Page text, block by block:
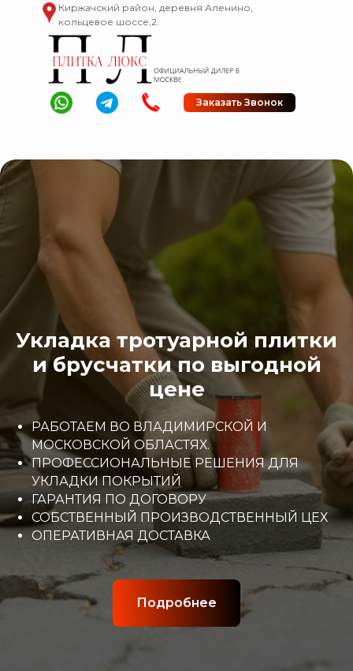
Киржачский район, деревня Аленино,
кольцевое шоссе,2.
Заказать Звонок
Укладка тротуарной плитки
и брусчатки по выгодной
цене
РАБОТАЕМ ВО ВЛАДИМИРСКОЙ И
МОСКОВСКОЙ ОБЛАСТЯХ.
ПРОФЕССИОНАЛЬНЫЕ РЕШЕНИЯ ДЛЯ
УКЛАДКИ ПОКРЫТИЙ
ГАРАНТИЯ ПО ДОГОВОРУ
СОБСТВЕННЫЙ ПРОИЗВОДСТВЕННЫЙ ЦЕХ
ОПЕРАТИВНАЯ ДОСТАВКА
Подробнее